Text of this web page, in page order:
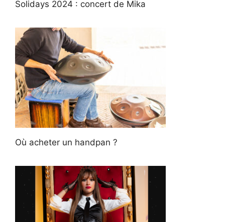
Solidays 2024 : concert de Mika
Où acheter un handpan ?